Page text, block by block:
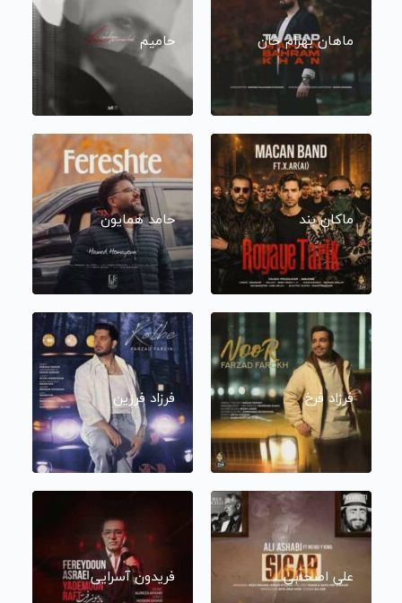
ماهان بهرام خان حامیم
ماکان بند حامد همایون
فرزاد فرخ فرزاد فرزین
علی اصحابی فریدون آسرایی